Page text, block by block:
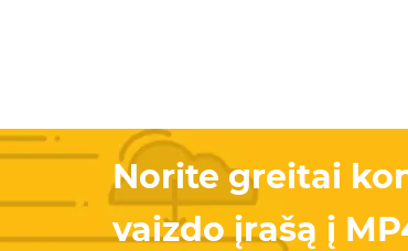
Norite greitai
vaizdo įrašą į